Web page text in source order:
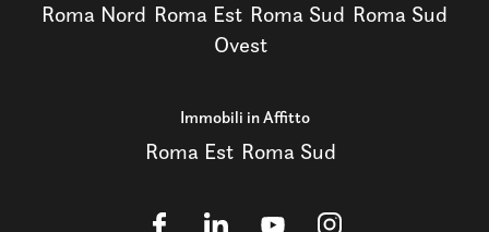
Roma Nord Roma Est Roma Sud Roma Sud
Ovest
Immobili in Affitto
Roma Est Roma Sud